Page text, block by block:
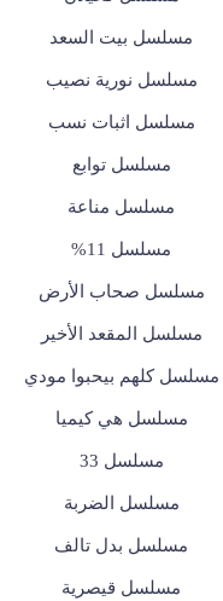
مسلسل بيت السعد
مسلسل نورية نصيب
مسلسل اثبات نسب
مسلسل توابع
مسلسل مناعة
مسلسل 11%
مسلسل صحاب الأرض
مسلسل المقعد الأخير
مسلسل كلهم بيحبوا مودي
مسلسل هي كيميا
مسلسل 33
مسلسل الضربة
مسلسل بدل تالف
مسلسل قيصرية